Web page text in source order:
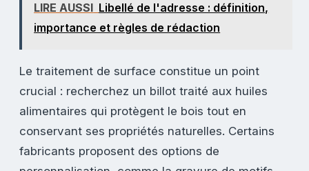
LIRE AUSSI Libellé de l'adresse : définition,
importance et règles de rédaction
Le traitement de surface constitue un point
crucial : recherchez un billot traité aux huiles
alimentaires qui protègent le bois tout en
conservant ses propriétés naturelles. Certains
fabricants proposent des options de